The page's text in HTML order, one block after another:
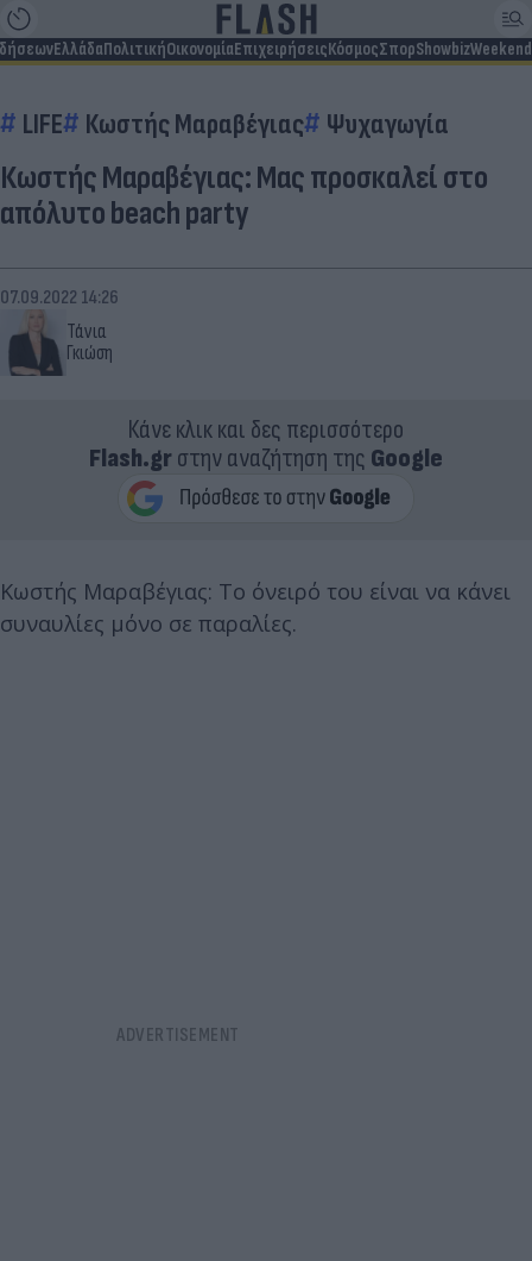
ΕλλάδαΠολιτικήΟικονομίαΕπιχειρήσειςΚόσμοςΣπορShowbizWeekend
LIFE Κωστής Μαραβέγιας Ψυχαγωγία
Κωστής Μαραβέγιας: Μας προσκαλεί στο
απόλυτο beach party
Τάνια
Γκιώση
07.09.2022 14:26
Κάνε κλικ και δες περισσότερο
Flash.grστην αναζήτηση της Google
Κωστής Μαραβέγιας: Το όνειρό του είναι να κάνει
συναυλίες μόνο σε παραλίες.